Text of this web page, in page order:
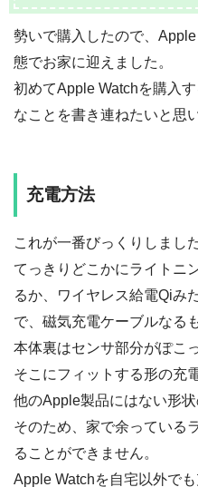
勢いで購入したので、
態でお家に迎えました。
初めてApple Watchを購入
なことを書き連ねたいと思
充電方法
これが一番びっくりしました
てっきりどこかにライトニ
るか、ワイヤレス給電Qiみ
で、磁気充電ケーブルなる
本体裏はセンサ部分がぽこ
そこにフィットする形の充
他のApple製品にはない形状
そのため、家で余っている
ることができません。
Apple Watchを自宅以外で